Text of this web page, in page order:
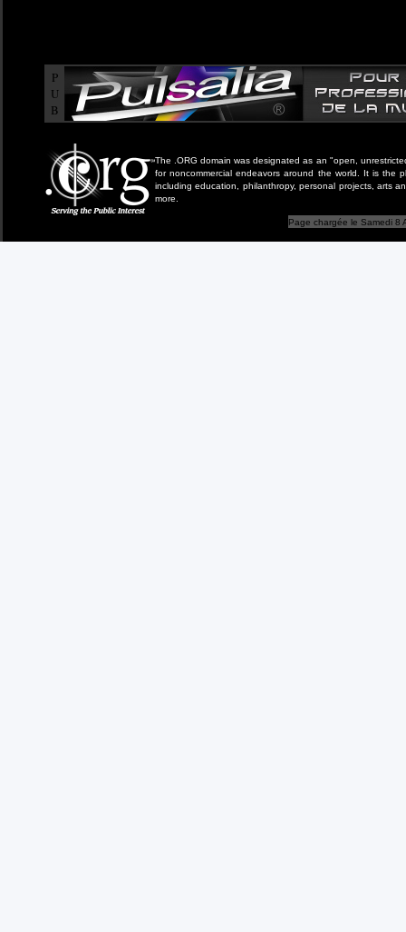
P
U
B
The .ORG domain was designated as an "open,
for noncommercial endeavors around the world. It is the
including education, philanthropy, personal projects, arts
more.
Page chargée le Samedi 8